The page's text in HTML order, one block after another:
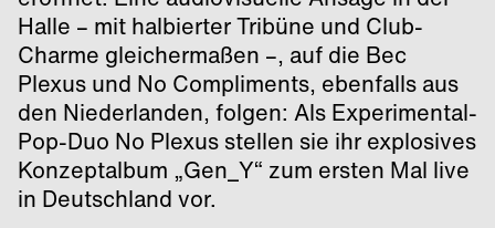
Halle – mit halbierter Tribüne und Club-
Charme gleichermaßen –, auf die Bec
Plexus und No Compliments, ebenfalls aus
den Niederlanden, folgen: Als Experimental-
Pop-Duo No Plexus stellen sie ihr explosives
Konzeptalbum „Gen_Y“ zum ersten Mal live
in Deutschland vor.